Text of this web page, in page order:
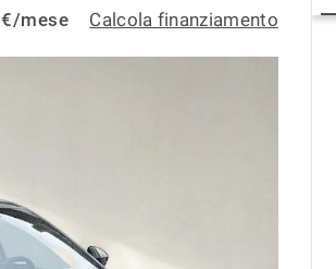
€/mese Calcola finanziamento